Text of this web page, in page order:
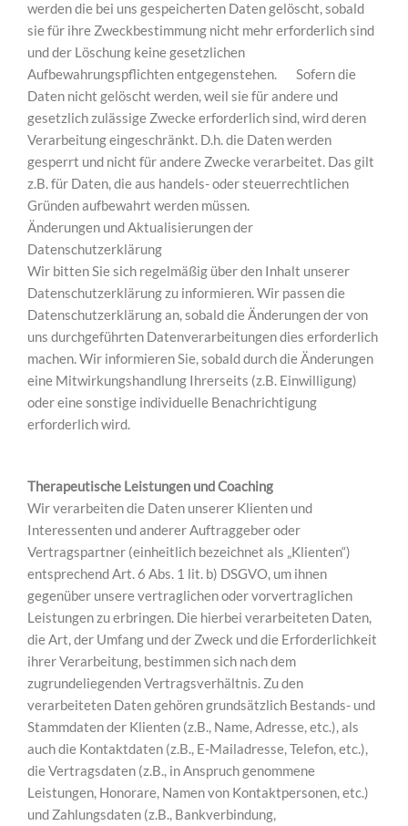
werden die bei uns gespeicherten Daten gelöscht, sobald
sie für ihre Zweckbestimmung nicht mehr erforderlich sind
und der Löschung keine gesetzlichen
Aufbewahrungspflichten entgegenstehen. Sofern die
Daten nicht gelöscht werden, weil sie für andere und
gesetzlich zulässige Zwecke erforderlich sind, wird deren
Verarbeitung eingeschränkt. D.h. die Daten werden
gesperrt und nicht für andere Zwecke verarbeitet. Das gilt
z.B. für Daten, die aus handels- oder steuerrechtlichen
Gründen aufbewahrt werden müssen.
Änderungen und Aktualisierungen der
Datenschutzerklärung
Wir bitten Sie sich regelmäßig über den Inhalt unserer
Datenschutzerklärung zu informieren. Wir passen die
Datenschutzerklärung an, sobald die Änderungen der von
uns durchgeführten Datenverarbeitungen dies erforderlich
machen. Wir informieren Sie, sobald durch die Änderungen
eine Mitwirkungshandlung Ihrerseits (z.B. Einwilligung)
oder eine sonstige individuelle Benachrichtigung
erforderlich wird.
Therapeutische Leistungen und Coaching
Wir verarbeiten die Daten unserer Klienten und
Interessenten und anderer Auftraggeber oder
Vertragspartner (einheitlich bezeichnet als „Klienten“)
entsprechend Art. 6 Abs. 1 lit. b) DSGVO, um ihnen
gegenüber unsere vertraglichen oder vorvertraglichen
Leistungen zu erbringen. Die hierbei verarbeiteten Daten,
die Art, der Umfang und der Zweck und die Erforderlichkeit
ihrer Verarbeitung, bestimmen sich nach dem
zugrundeliegenden Vertragsverhältnis. Zu den
verarbeiteten Daten gehören grundsätzlich Bestands- und
Stammdaten der Klienten (z.B., Name, Adresse, etc.), als
auch die Kontaktdaten (z.B., E-Mailadresse, Telefon, etc.),
die Vertragsdaten (z.B., in Anspruch genommene
Leistungen, Honorare, Namen von Kontaktpersonen, etc.)
und Zahlungsdaten (z.B., Bankverbindung,